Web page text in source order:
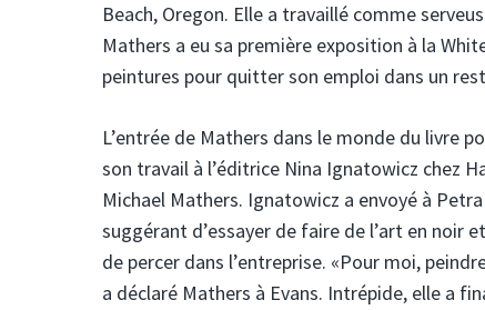
Beach, Oregon. Elle a travaillé comme
Mathers a eu sa première exposition à la
peintures pour quitter son emploi dans un
L’entrée de Mathers dans le monde du livre
son travail à l’éditrice Nina Ignatowicz chez
Michael Mathers. Ignatowicz a envoyé à
suggérant d’essayer de faire de l’art en noir
de percer dans l’entreprise. «Pour moi,
a déclaré Mathers à Evans. Intrépide, elle a